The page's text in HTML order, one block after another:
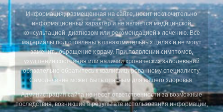
Информация, размещенная на сайте, носит исключительно
информационный характер и не является медицинской
консультацией, диагнозом или рекомендацией к лечению. Все
материалы подготовлены в ознакомительных целях и не могут
заменить обращение к врачу. При появлении симптомов,
ухудшении состояния или наличии хронических заболеваний
обязательно обратитесь к квалифицированному специалисту.
Самолечение может быть опасным для вашего здоровья.
Администрация сайта не несет ответственности за возможные
последствия, возникшие в результате использования информации,